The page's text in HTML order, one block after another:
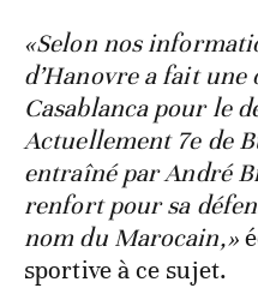
«Selon nos
d’Hanovre a fait
Casablanca pour le
Actuellement 7e de
entraîné par André
renfort pour sa
nom du Marocain,»
sportive à ce sujet.